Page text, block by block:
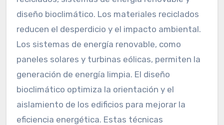
diseño bioclimático. Los materiales reciclados
reducen el desperdicio y el impacto ambiental.
Los sistemas de energía renovable, como
paneles solares y turbinas eólicas, permiten la
generación de energía limpia. El diseño
bioclimático optimiza la orientación y el
aislamiento de los edificios para mejorar la
eficiencia energética. Estas técnicas